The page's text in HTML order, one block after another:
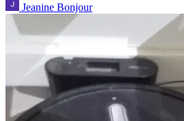
Jeanine Bonjour